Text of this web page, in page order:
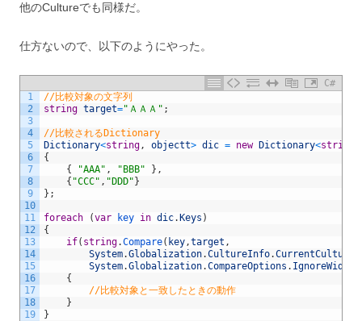
他のCultureでも同様だ。
仕方ないので、以下のようにやった。
C#
1
2
3
4
5
6
7
8
9
10
11
12
13
14
15
16
17
18
19
//比較対象の文字列
string target="ＡＡＡ" ;
//比較されるDictionary
Dictionary<string, objectt> dic = new Dictionary<string
{
{
"AAA" , "BBB" } ,
{ "CCC" , "DDD" }
} ;
foreach (var key in dic. Keys )
{
if( string.Compare( key,target ,
System.Globalization.CultureInfo.CurrentCulture
System.Globalization.CompareOptions . IgnoreWidth
{
//比較対象と一致したときの動作
}
}